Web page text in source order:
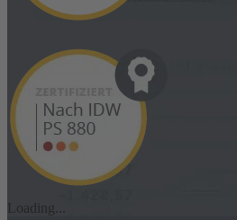
Loading...